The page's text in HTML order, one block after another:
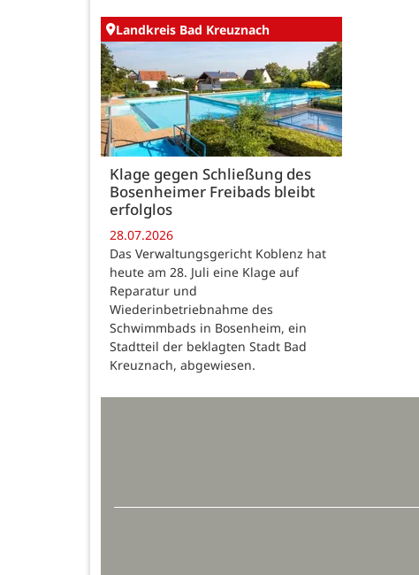
Landkreis Bad Kreuznach
Klage gegen Schließung des
Bosenheimer Freibads bleibt
erfolglos
28.07.2026
Das Verwaltungsgericht Koblenz hat
heute am 28. Juli eine Klage auf
Reparatur und
Wiederinbetriebnahme des
Schwimmbads in Bosenheim, ein
Stadtteil der beklagten Stadt Bad
Kreuznach, abgewiesen.